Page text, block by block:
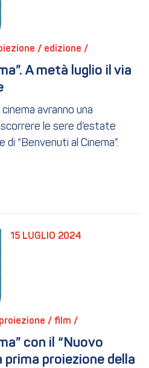
/ edizione /
A metà luglio il via
avranno una
le sere d’estate
“Benvenuti al Cinema”.
15 LUGLIO 2024
proiezione / film /
con il “Nuovo
prima proiezione della